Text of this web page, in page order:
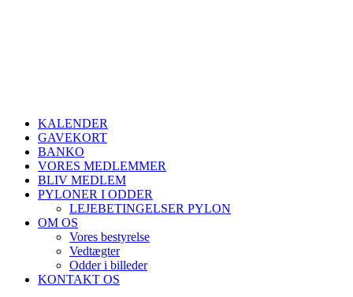
KALENDER
GAVEKORT
BANKO
VORES MEDLEMMER
BLIV MEDLEM
PYLONER I ODDER
LEJEBETINGELSER PYLON
OM OS
Vores bestyrelse
Vedtægter
Odder i billeder
KONTAKT OS